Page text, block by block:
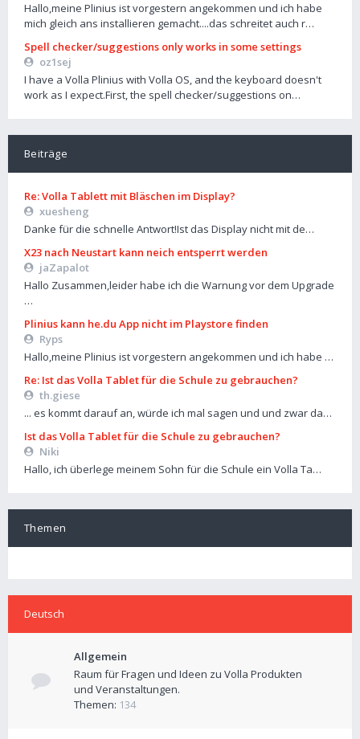
Hallo,meine Plinius ist vorgestern angekommen und ich habe
mich gleich ans installieren gemacht....das schreitet auch r…
Spell checker/suggestions only works in some settings
oz1sej
I have a Volla Plinius with Volla OS, and the keyboard doesn't
work as I expect.First, the spell checker/suggestions on…
Beiträge
Re: Volla Tablett mit Bläschen im Display?
xuesheng
Danke für die schnelle Antwort!Ist das Display nicht mit de…
X23 nach Neustart kann neich entsperrt werden
jaZapalot
Hallo Zusammen,leider habe ich die Warnung vor dem Upgrade
…
Plinius kann he.du App nicht im Playstore finden
Ryps
Hallo,meine Plinius ist vorgestern angekommen und ich habe …
Re: Ist das Volla Tablet für die Schule zu gebrauchen?
th.giese
... es kommt darauf an, würde ich mal sagen und und zwar da…
Ist das Volla Tablet für die Schule zu gebrauchen?
Niki
Hallo, ich überlege meinem Sohn für die Schule ein Volla Ta…
Themen
Deutsch
Allgemein
Raum für Fragen und Ideen zu Volla Produkten
und Veranstaltungen.
Themen: 134